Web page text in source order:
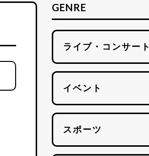
GENRE
ライブ・コンサート
イベント
スポーツ